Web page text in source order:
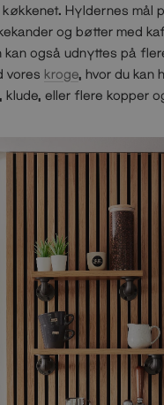
Hyldernes mål
og bøtter med
kan også udnyttes på
vores kroge , hvor du kan
klude, eller flere kopper